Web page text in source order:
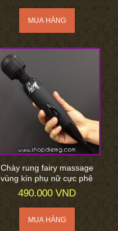
Chày rung fairy massage
vùng kín phụ nữ cực phê
490.000 VND